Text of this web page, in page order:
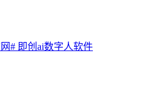
# 即创ai数字人软件